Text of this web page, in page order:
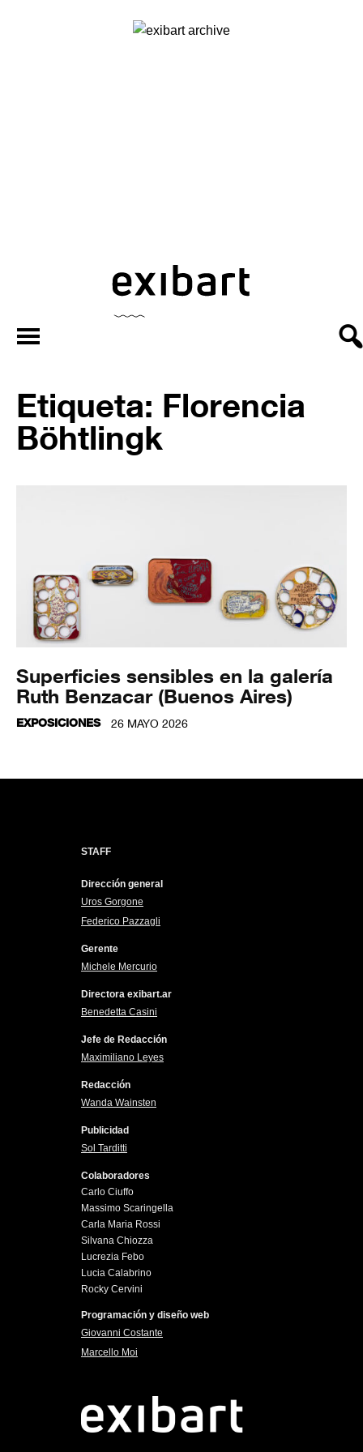
exibart.ar
Etiqueta: Florencia
Böhtlingk
Superficies sensibles en la galería
Ruth Benzacar (Buenos Aires)
EXPOSICIONES 26 MAYO 2026
STAFF
Dirección general
Uros Gorgone
Federico Pazzagli
Gerente
Michele Mercurio
Directora exibart.ar
Benedetta Casini
Jefe de Redacción
Maximiliano Leyes
Redacción
Wanda Wainsten
Publicidad
Sol Tarditti
Colaboradores
Carlo Ciuffo
Massimo Scaringella
Carla Maria Rossi
Silvana Chiozza
Lucrezia Febo
Lucia Calabrino
Rocky Cervini
Programación y diseño web
Giovanni Costante
Marcello Moi